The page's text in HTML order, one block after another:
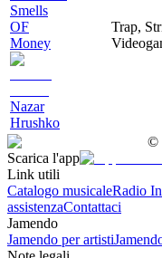
Smells
OF
Money
Nazar
Hrushko
Trap,
©
Scarica l'app
Link utili
Catalogo musicaleRadio
assistenzaContattaci
Jamendo
Jamendo per artisti